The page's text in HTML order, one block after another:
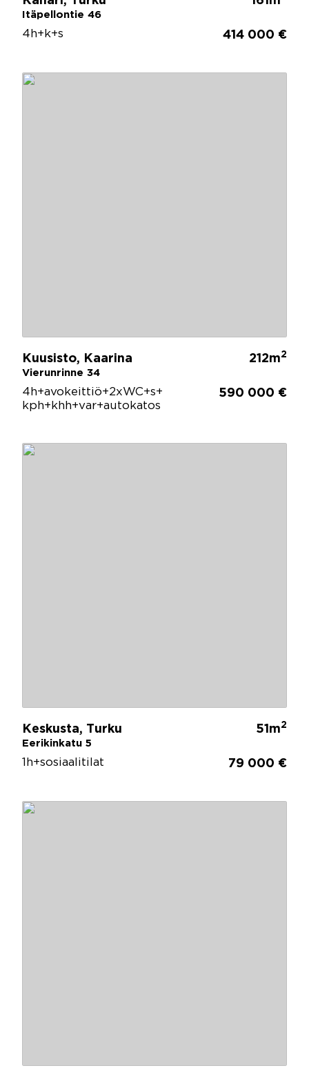
Itäpellontie 46
4h+k+s 414 000 €
Kuusisto, Kaarina
Vierunrinne 34
212m2
4h+avokeittiö+2xWC+s+
kph+khh+var+autokatos
590 000 €
Keskusta, Turku
Eerikinkatu 5
51m2
1h+sosiaalitilat 79 000 €